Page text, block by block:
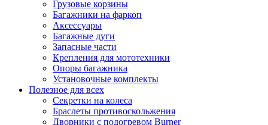
Грузовые корзины
Багажники на фаркоп
Аксессуары
Багажные дуги
Запасные части
Крепления для мототехники
Опоры багажника
Установочные комплекты
Полезное для всех
Секретки на колеса
Браслеты противоскольжения
Дворники с подогревом Burner